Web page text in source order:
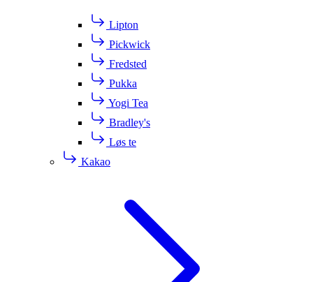
Lipton
Pickwick
Fredsted
Pukka
Yogi Tea
Bradley's
Løs te
Kakao